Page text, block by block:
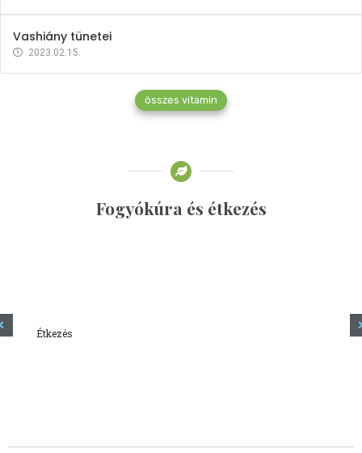
Vashiány tünetei
2023.02.15.
összes vitamin
Fogyókúra és étkezés
Étkezés